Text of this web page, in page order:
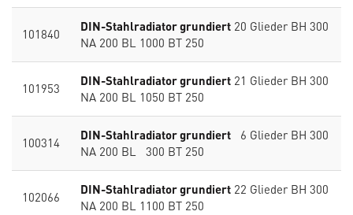
101840 DIN-Stahlradiator grundiert 20 Glieder BH 300
NA 200 BL 1000 BT 250
101953 DIN-Stahlradiator grundiert 21 Glieder BH 300
NA 200 BL 1050 BT 250
100314 DIN-Stahlradiator grundiert 6 Glieder BH 300
NA 200 BL 300 BT 250
102066 DIN-Stahlradiator grundiert 22 Glieder BH 300
NA 200 BL 1100 BT 250